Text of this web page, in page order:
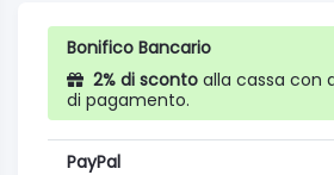
Bonifico Bancario
2% di sconto alla cassa con
di pagamento.
PayPal